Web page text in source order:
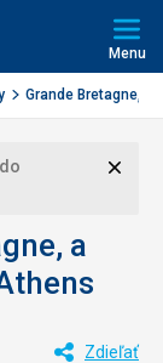
Menu
Grande Bretagne, a
a
Zdieľať